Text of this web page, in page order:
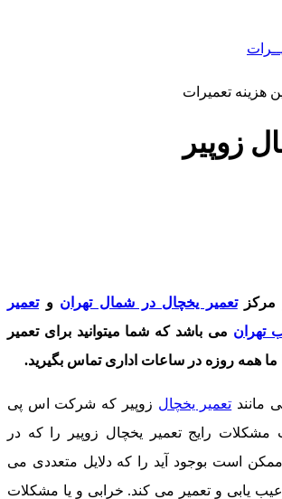
هزینه تعمیرات
زوپیر
مرکزتعمیر یخچال در شمال تهران وتعمیر
تهران می باشد که شما میتوانید برای تعمیر
ما همه روزه در ساعات اداری تماس بگیرید.
مانند تعمیر یخچال زوپیر که شرکت اس پی
مشکلات رایج تعمیر یخچال زوپیر را که در
ممکن است بوجود آید را که دلایل متعددی می
عیب یابی و تعمیر می کند. خرابی و یا مشکلات